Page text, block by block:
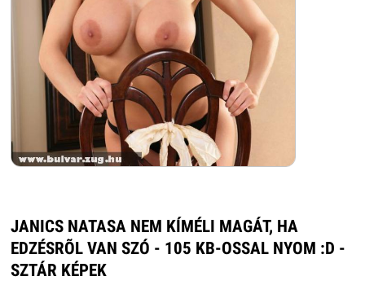
JANICS NATASA NEM KÍMÉLI MAGÁT, HA
EDZÉSRÕL VAN SZÓ - 105 KB-OSSAL NYOM :D -
SZTÁR KÉPEK